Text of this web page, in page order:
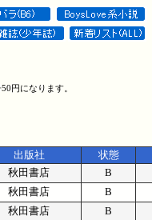
円になります。
出版社 状態
秋田書店 B
秋田書店 B
秋田書店 B